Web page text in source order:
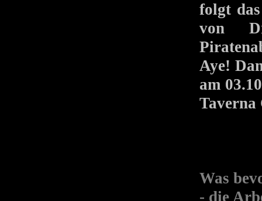
folgt
von
Aye!
am
Was
- die